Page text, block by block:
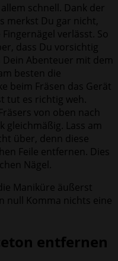
schnell. Dank der
merkst Du gar nicht,
verlässt. So
dass Du vorsichtig
Abenteuer mit dem
besten die
beim Fräsen das Gerät
tut es richtig weh.
von oben nach
gleichmäßig. Lass am
über, denn diese
Feile entfernen. Dies
Nägel.
Maniküre äußerst
null Komma nichts eine
entfernen